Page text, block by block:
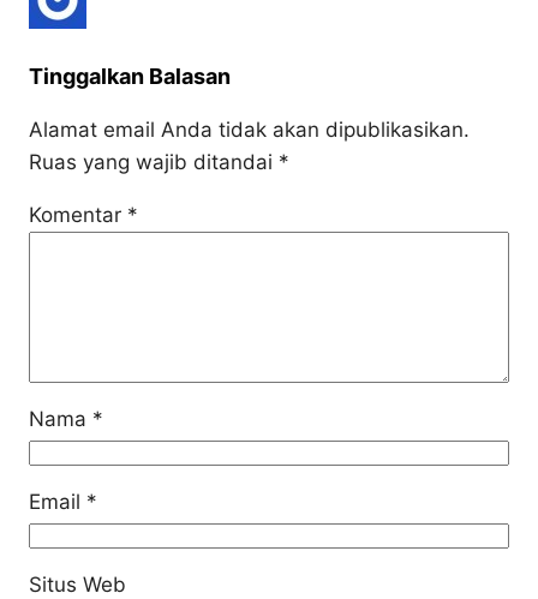
Tinggalkan Balasan
Alamat email Anda tidak akan dipublikasikan.
Ruas yang wajib ditandai *
Komentar *
Nama *
Email *
Situs Web